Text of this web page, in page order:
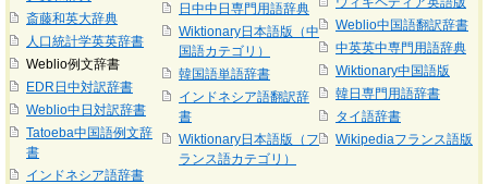
斎藤和英大辞典
人口統計学英英辞書
Weblio例文辞書
EDR日中対訳辞書
Weblio中日対訳辞書
Tatoeba中国語例文辞
書
インドネシア語辞書
日中中日専門用語辞典
Wiktionary日本語版（中
国語カテゴリ）
韓国語単語辞書
インドネシア語翻訳辞
書
Wiktionary日本語版（フ
ランス語カテゴリ）
Weblio中国語翻訳辞書
中英英中専門用語辞典
Wiktionary中国語版
韓日専門用語辞書
タイ語辞書
Wikipediaフランス語版